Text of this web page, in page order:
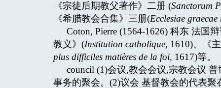
《宗徒后期教父著作》二册 (Sanctorum
《希腊教会合集》三册(Ecclesiae
Coton, Pierre (1564-1626) 科东 法国
教义》(Institution catholique, 1610)、《
plus difficiles matières de la foi, 1617)等。
council (1)会议,教会会议,宗教会议
事务的聚会。(2)议会 基督教会的代表